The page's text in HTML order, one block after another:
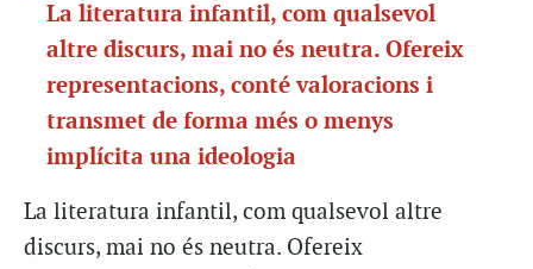
La literatura infantil, com qualsevol
altre discurs, mai no és neutra. Ofereix
representacions, conté valoracions i
transmet de forma més o menys
implícita una ideologia
La literatura infantil, com qualsevol altre
discurs, mai no és neutra. Ofereix